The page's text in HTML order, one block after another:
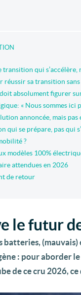
qui s’accélère,
réussir sa transition
absolument figurer
« Nous sommes ici
annoncée, mais pas
qui se prépare, pas qui
?
modèles 100%
attendues en 2026
de retour
le futur
: pour aborder
de ce cru 2026,